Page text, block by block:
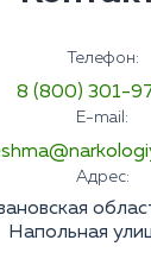
Телефон:
8 (800) 301-
E-mail:
Адрес:
Напольная